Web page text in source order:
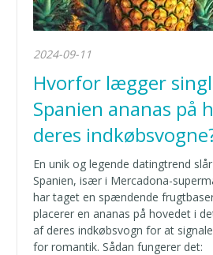
2024-09-11
Hvorfor lægger
Spanien ananas på
deres
En unik og legende datingtrend
Spanien, især i Mercadona-
har taget en spændende
placerer en ananas på hovedet i
af deres indkøbsvogn for at
for romantik. Sådan fungerer det: